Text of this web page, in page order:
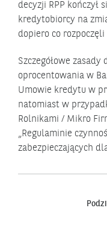
decyzji RPP kończył
kredytobiorcy na
dopiero co
Szczegółowe
oprocentowania w
Umowie kredytu w
natomiast w
Rolnikami / Mikro
„Regulaminie
zabezpieczających